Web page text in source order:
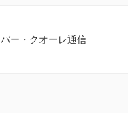
バー・クオーレ通信